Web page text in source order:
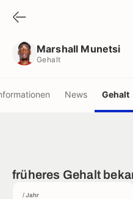
Marshall Munetsi
Gehalt
News Gehalt
früheres Gehalt
/ Jahr